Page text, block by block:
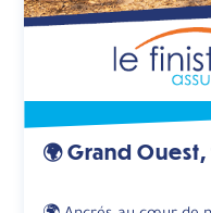
🌍 Grand